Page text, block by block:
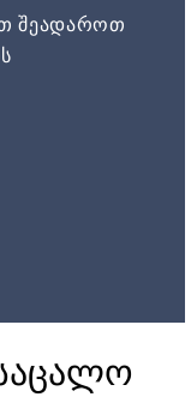
შეადაროთ